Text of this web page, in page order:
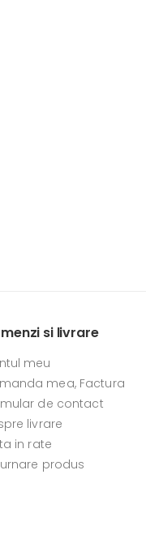
si livrare
meu
mea, Factura
de contact
livrare
in rate
produs